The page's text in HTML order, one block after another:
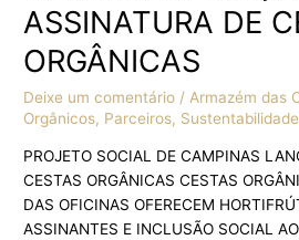
ASSINATURA DE
ORGÂNICAS
Deixe um comentário / Armazém das
Orgânicos, Parceiros, Sustentabilidade
PROJETO SOCIAL DE CAMPINAS
CESTAS ORGÂNICAS CESTAS
DAS OFICINAS OFERECEM
ASSINANTES E INCLUSÃO SOCIAL